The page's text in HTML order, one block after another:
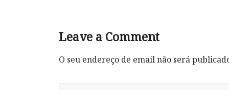
Leave a Comment
O seu endereço de email não será